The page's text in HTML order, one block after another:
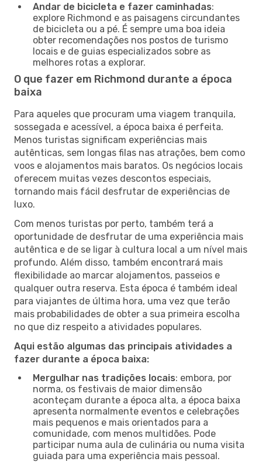
Andar de bicicleta e fazer caminhadas:
explore Richmond e as paisagens circundantes
de bicicleta ou a pé. É sempre uma boa ideia
obter recomendações nos postos de turismo
locais e de guias especializados sobre as
melhores rotas a explorar.
O que fazer em Richmond durante a época
baixa
Para aqueles que procuram uma viagem tranquila,
sossegada e acessível, a época baixa é perfeita.
Menos turistas significam experiências mais
autênticas, sem longas filas nas atrações, bem como
voos e alojamentos mais baratos. Os negócios locais
oferecem muitas vezes descontos especiais,
tornando mais fácil desfrutar de experiências de
luxo.
Com menos turistas por perto, também terá a
oportunidade de desfrutar de uma experiência mais
autêntica e de se ligar à cultura local a um nível mais
profundo. Além disso, também encontrará mais
flexibilidade ao marcar alojamentos, passeios e
qualquer outra reserva. Esta época é também ideal
para viajantes de última hora, uma vez que terão
mais probabilidades de obter a sua primeira escolha
no que diz respeito a atividades populares.
Aqui estão algumas das principais atividades a
fazer durante a época baixa:
Mergulhar nas tradições locais: embora, por
norma, os festivais de maior dimensão
aconteçam durante a época alta, a época baixa
apresenta normalmente eventos e celebrações
mais pequenos e mais orientados para a
comunidade, com menos multidões. Pode
participar numa aula de culinária ou numa visita
guiada para uma experiência mais pessoal.